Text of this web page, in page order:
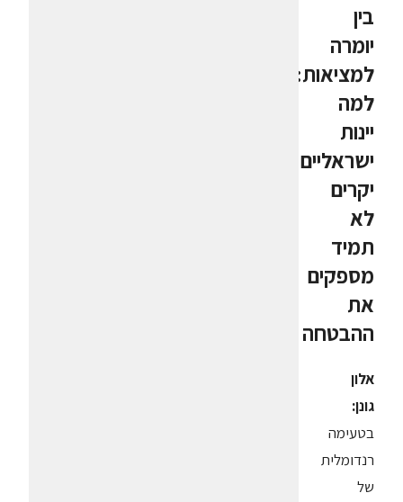
בין
יומרה
למציאות:
למה
יינות
ישראליים
יקרים
לא
תמיד
מספקים
את
ההבטחה
אלון
גונן:
בטעימה
רנדומלית
של